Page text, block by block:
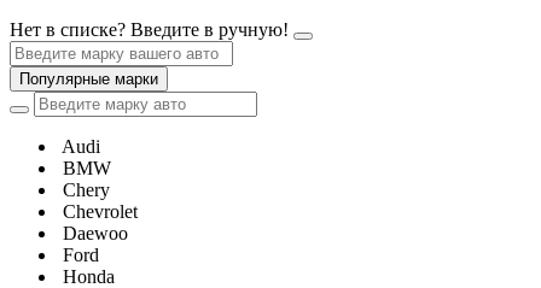
Нет в списке? Введите в ручную!
Популярные марки
Audi
BMW
Chery
Chevrolet
Daewoo
Ford
Honda